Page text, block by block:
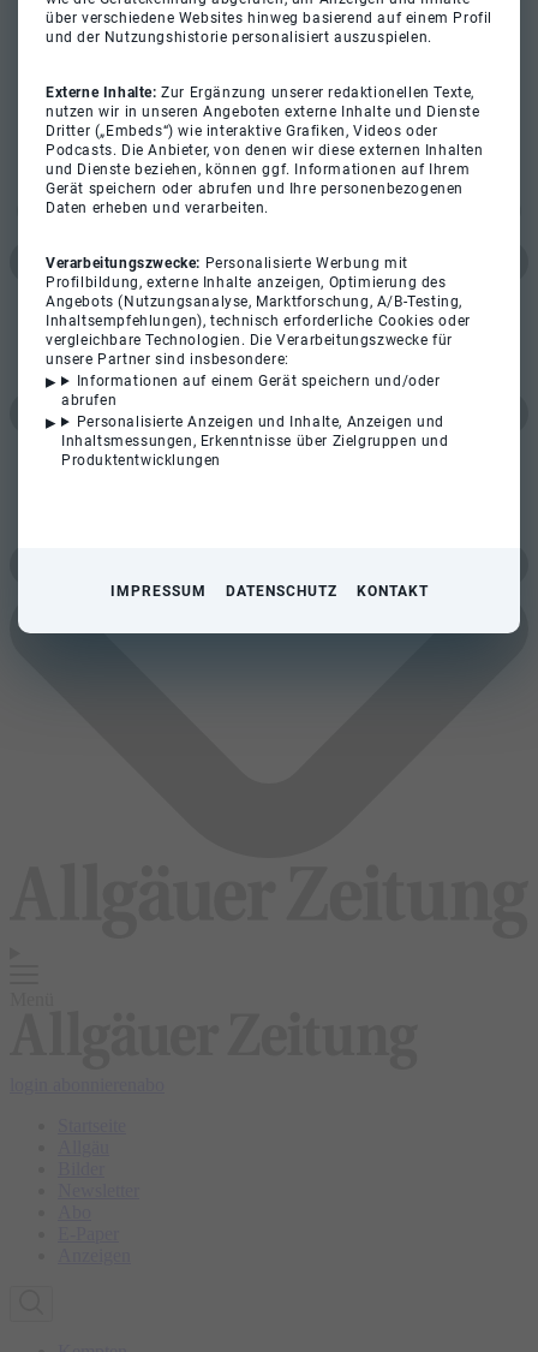
über verschiedene Websites hinweg basierend auf einem Profil
und der Nutzungshistorie personalisiert auszuspielen.
Externe Inhalte:Zur Ergänzung unserer redaktionellen Texte,
nutzen wir in unseren Angeboten externe Inhalte und Dienste
Dritter („Embeds“) wie interaktive Grafiken, Videos oder
Podcasts. Die Anbieter, von denen wir diese externen Inhalten
und Dienste beziehen, können ggf. Informationen auf Ihrem
Gerät speichern oder abrufen und Ihre personenbezogenen
Daten erheben und verarbeiten.
Verarbeitungszwecke: Personalisierte Werbung mit
Profilbildung, externe Inhalte anzeigen, Optimierung des
Angebots (Nutzungsanalyse, Marktforschung, A/B-Testing,
Inhaltsempfehlungen), technisch erforderliche Cookies oder
vergleichbare Technologien. Die Verarbeitungszwecke für
unsere Partner sind insbesondere:
Informationen auf einem Gerät speichern und/oder
abrufen
Personalisierte Anzeigen und Inhalte, Anzeigen und
Inhaltsmessungen, Erkenntnisse über Zielgruppen und
Produktentwicklungen
IMPRESSUM DATENSCHUTZ KONTAKT